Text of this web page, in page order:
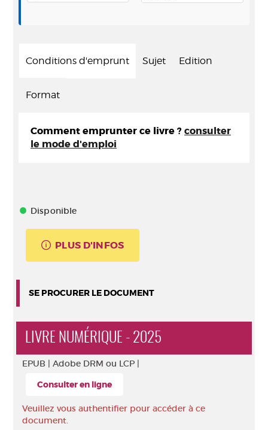
Conditions d'emprunt Sujet Edition
Format
Comment emprunter ce livre ? consulter
le mode d'emploi
Disponible
PLUS D'INFOS
SE PROCURER LE DOCUMENT
LIVRE NUMÉRIQUE - 2025
EPUB | Adobe DRM ou LCP |
Consulter en ligne
Veuillez vous authentifier pour accéder à ce
document.